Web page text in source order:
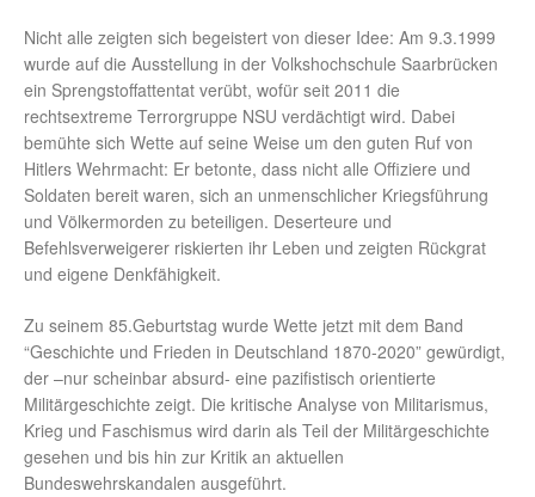
Nicht alle zeigten sich begeistert von dieser Idee: Am 9.3.1999
wurde auf die Ausstellung in der Volkshochschule Saarbrücken
ein Sprengstoffattentat verübt, wofür seit 2011 die
rechtsextreme Terrorgruppe NSU verdächtigt wird. Dabei
bemühte sich Wette auf seine Weise um den guten Ruf von
Hitlers Wehrmacht: Er betonte, dass nicht alle Offiziere und
Soldaten bereit waren, sich an unmenschlicher Kriegsführung
und Völkermorden zu beteiligen. Deserteure und
Befehlsverweigerer riskierten ihr Leben und zeigten Rückgrat
und eigene Denkfähigkeit.
Zu seinem 85.Geburtstag wurde Wette jetzt mit dem Band
“Geschichte und Frieden in Deutschland 1870-2020” gewürdigt,
der –nur scheinbar absurd- eine pazifistisch orientierte
Militärgeschichte zeigt. Die kritische Analyse von Militarismus,
Krieg und Faschismus wird darin als Teil der Militärgeschichte
gesehen und bis hin zur Kritik an aktuellen
Bundeswehrskandalen ausgeführt.